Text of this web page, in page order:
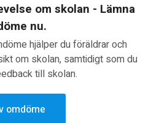
om skolan - Lämna
nu.
hjälper du föräldrar och
om skolan, samtidigt som du
till skolan.
omdöme